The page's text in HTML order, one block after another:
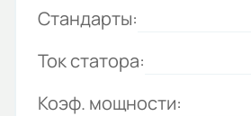
Стандарты:
Ток статора:
Коэф. мощности: